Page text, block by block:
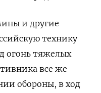
и другие
технику
огонь тяжелых
все же
обороны, в ход